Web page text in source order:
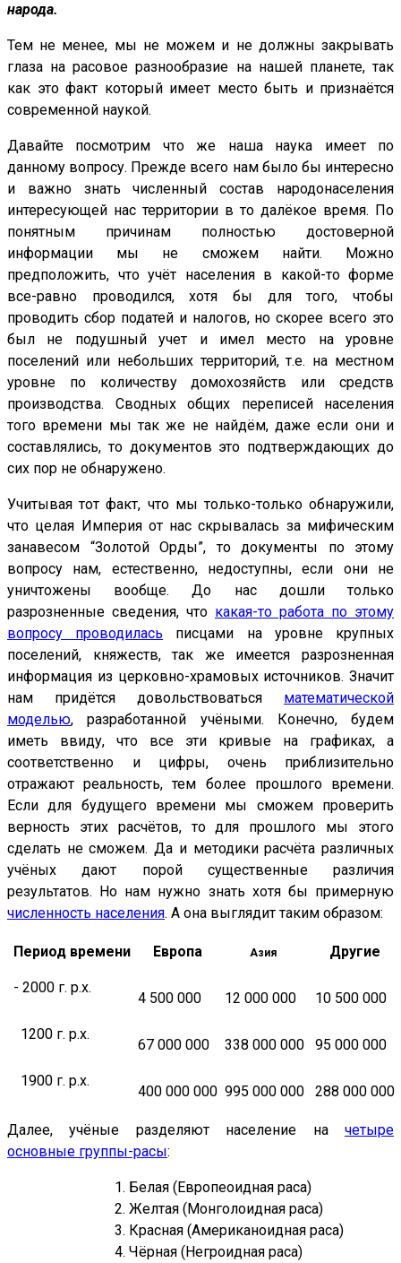
народа.
Тем не менее, мы не можем и не должны закрывать
глаза на расовое разнообразие на нашей планете, так
как это факт который имеет место быть и признаётся
современной наукой.
Давайте посмотрим что же наша наука имеет по
данному вопросу. Прежде всего нам было бы интересно
и важно знать численный состав народонаселения
интересующей нас территории в то далёкое время. По
понятным причинам полностью достоверной
информации мы не сможем найти. Можно
предположить, что учёт населения в какой-то форме
все-равно проводился, хотя бы для того, чтобы
проводить сбор податей и налогов, но скорее всего это
был не подушный учет и имел место на уровне
поселений или небольших территорий, т.е. на местном
уровне по количеству домохозяйств или средств
производства. Сводных общих переписей населения
того времени мы так же не найдём, даже если они и
составлялись, то документов это подтверждающих до
сих пор не обнаружено.
Учитывая тот факт, что мы только-только обнаружили,
что целая Империя от нас скрывалась за мифическим
занавесом “Золотой Орды”, то документы по этому
вопросу нам, естественно, недоступны, если они не
уничтожены вообще. До нас дошли только
разрозненные сведения, что какая-то работа по этому
вопросу проводилась писцами на уровне крупных
поселений, княжеств, так же имеется разрозненная
информация из церковно-храмовых источников. Значит
нам придётся довольствоваться математической
моделью, разработанной учёными. Конечно, будем
иметь ввиду, что все эти кривые на графиках, а
соответственно и цифры, очень приблизительно
отражают реальность, тем более прошлого времени.
Если для будущего времени мы сможем проверить
верность этих расчётов, то для прошлого мы этого
сделать не сможем. Да и методики расчёта различных
учёных дают порой существенные различия
результатов. Но нам нужно знать хотя бы примерную
численность населения. А она выглядит таким образом:
Период времени Европа Азия Другие
- 2000 г. р.х.
4 500 000 12 000 000 10 500 000
1200 г. р.х.
67 000 000 338 000 000 95 000 000
1900 г. р.х.
400 000 000 995 000 000 288 000 000
Далее, учёные разделяют население на четыре
основные группы-расы:
1. Белая (Европеоидная раса)
2. Желтая (Монголоидная раса)
3. Красная (Американоидная раса)
4. Чёрная (Негроидная раса)